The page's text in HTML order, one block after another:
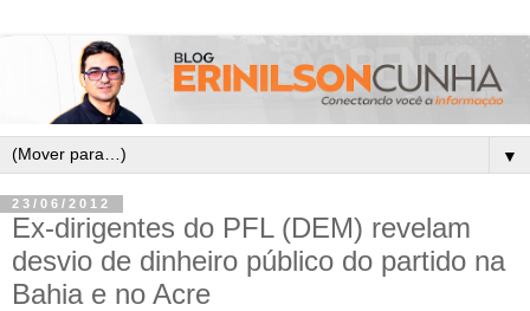
▼
23/06/2012
Ex-dirigentes do PFL (DEM) revelam
desvio de dinheiro público do partido na
Bahia e no Acre